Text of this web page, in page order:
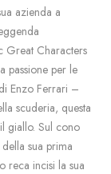
azienda a
Great Characters
passione per le
Enzo Ferrari –
scuderia, questa
giallo. Sul cono
sua prima
reca incisi la sua